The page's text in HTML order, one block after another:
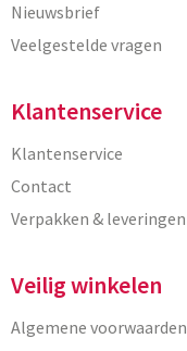
Nieuwsbrief
Veelgestelde vragen
Klantenservice
Klantenservice
Contact
Verpakken & leveringen
Veilig winkelen
Algemene voorwaarden